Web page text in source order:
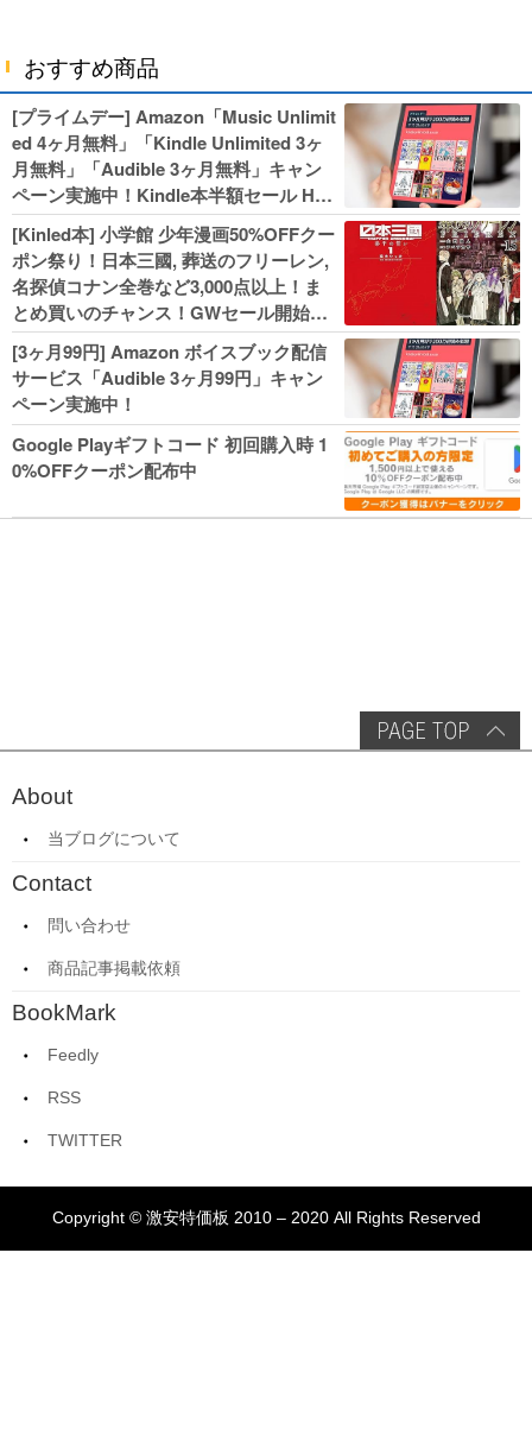
おすすめ商品
[プライムデー] Amazon「Music Unlimit
ed 4ヶ月無料」「Kindle Unlimited 3ヶ
月無料」「Audible 3ヶ月無料」キャン
ペーン実施中！Kindle本半額セール HU
NTER×HUNTERなど集英社、無職転生,
幼女戦記などKADOKAWA、キャプテン
翼100円セールも！
[Kinled本] 小学館 少年漫画50%OFFクー
ポン祭り！日本三國, 葬送のフリーレン,
名探偵コナン全巻など3,000点以上！ま
とめ買いのチャンス！GWセール開始！
人気コミック多数 カドカワ祭やIT関連本
がセールに！
[3ヶ月99円] Amazon ボイスブック配信
サービス「Audible 3ヶ月99円」キャン
ペーン実施中！
Google Playギフトコード 初回購入時 1
0%OFFクーポン配布中
About
当ブログについて
Contact
問い合わせ
商品記事掲載依頼
BookMark
Feedly
RSS
TWITTER
Copyright © 激安特価板 2010 – 2020 All Rights Reserved